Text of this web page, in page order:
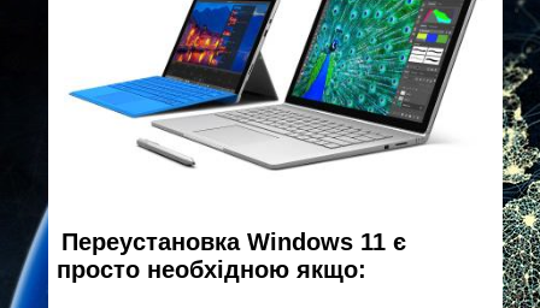
Переустановка Windows 11 є
просто необхідною якщо: